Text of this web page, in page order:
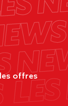
offres